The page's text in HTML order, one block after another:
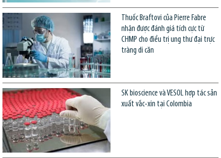
Thuốc Braftovi của Pierre Fabre
nhận được đánh giá tích cực từ
CHMP cho điều trị ung thư đại trực
tràng di căn
SK bioscience và VESOL hợp tác sản
xuất vắc-xin tại Colombia